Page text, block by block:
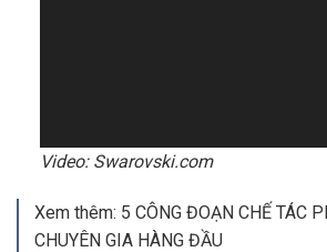
Video: Swarovski.com
Xem thêm: 5 CÔNG ĐOẠN CHẾ TÁC
CHUYÊN GIA HÀNG ĐẦU